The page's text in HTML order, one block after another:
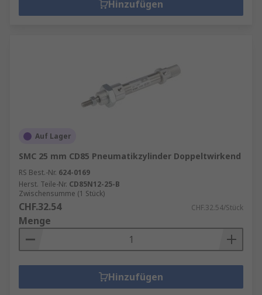
Hinzufügen
Auf Lager
SMC 25 mm CD85 Pneumatikzylinder Doppeltwirkend
RS Best.-Nr. 624-0169
Herst. Teile-Nr. CD85N12-25-B
Zwischensumme (1 Stück)
CHF.32.54 CHF.32.54/Stück
Menge
Hinzufügen